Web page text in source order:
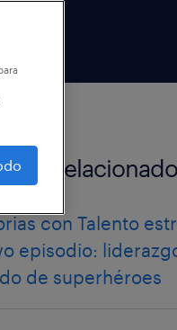
con Talento
episodio:
de superhéroes